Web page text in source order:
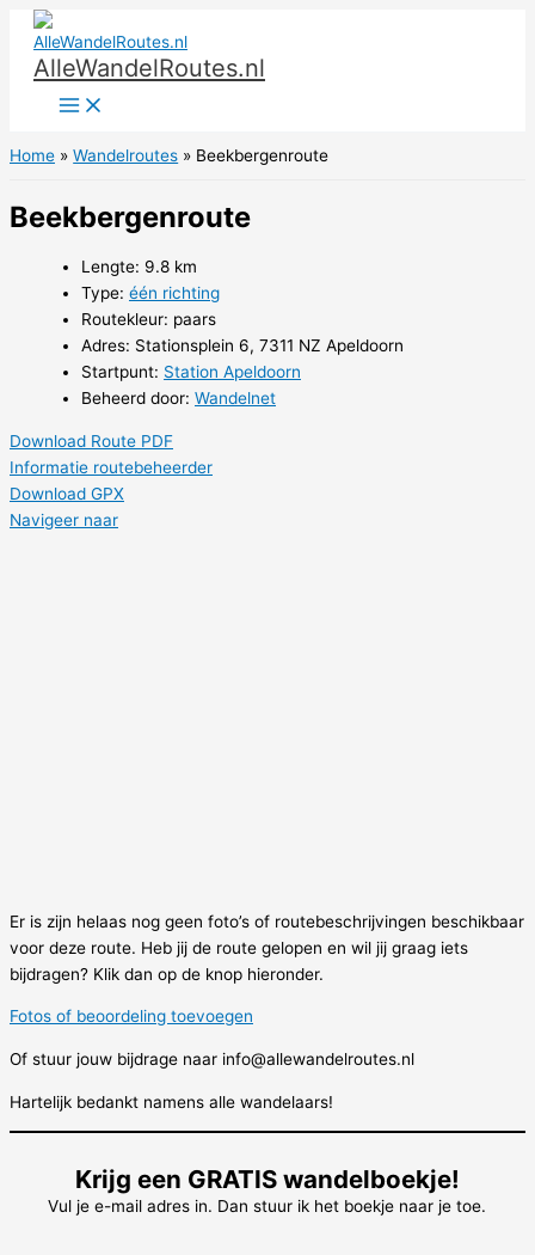
naar
inhoud
AlleWandelRoutes.nl
Home Wandelroutes Beekbergenroute
Beekbergenroute
Lengte: 9.8 km
Type: één richting
Routekleur: paars
Adres: Stationsplein 6, 7311 NZ Apeldoorn
Startpunt: Station Apeldoorn
Beheerd door: Wandelnet
Download Route PDF
Informatie routebeheerder
Download GPX
Navigeer naar
Er is zijn helaas nog geen foto’s of routebeschrijvingen beschikbaar
voor deze route. Heb jij de route gelopen en wil jij graag iets
bijdragen? Klik dan op de knop hieronder.
Fotos of beoordeling toevoegen
Of stuur jouw bijdrage naar info@allewandelroutes.nl
Hartelijk bedankt namens alle wandelaars!
Krijg een GRATIS wandelboekje!
Vul je e-mail adres in. Dan stuur ik het boekje naar je toe.